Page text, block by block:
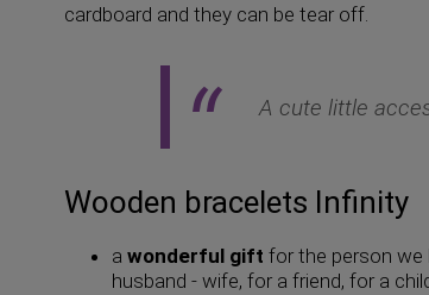
cardboard and they can be tear off.
A cute little
Wooden bracelets Infinity
awonderful gift for the person we
husband - wife, for a friend, for a